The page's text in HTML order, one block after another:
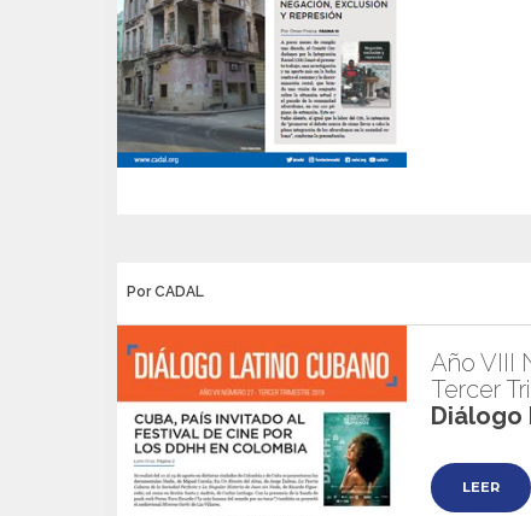
Por CADAL
Año VIII
Tercer
Diálogo
LEER